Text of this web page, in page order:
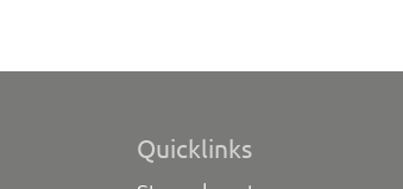
Quicklinks